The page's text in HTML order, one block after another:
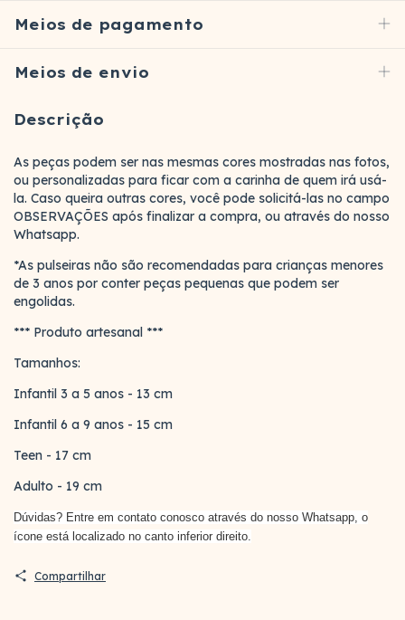
Meios de pagamento
Meios de envio
Descrição
As peças podem ser nas mesmas cores mostradas nas fotos,
ou personalizadas para ficar com a carinha de quem irá usá-
la. Caso queira outras cores, você pode solicitá-las no campo
OBSERVAÇÕES após finalizar a compra, ou através do nosso
Whatsapp.
*As pulseiras não são recomendadas para crianças menores
de 3 anos por conter peças pequenas que podem ser
engolidas.
*** Produto artesanal ***
Tamanhos:
Infantil 3 a 5 anos - 13 cm
Infantil 6 a 9 anos - 15 cm
Teen - 17 cm
Adulto - 19 cm
Dúvidas? Entre em contato conosco através do nosso Whatsapp, o
ícone está localizado no canto inferior direito.
Compartilhar